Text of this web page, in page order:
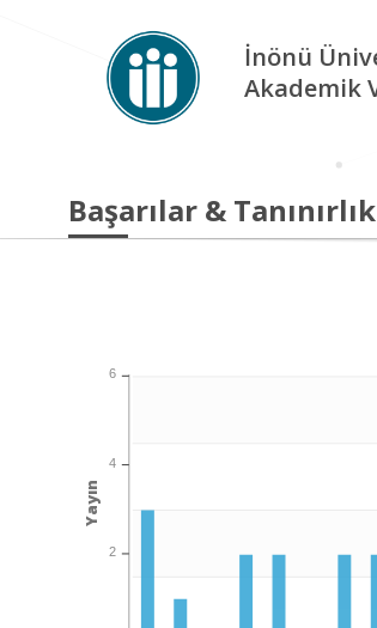
İnönü
Akademik
Başarılar & Tanınırlık
6
4
2
Yayın